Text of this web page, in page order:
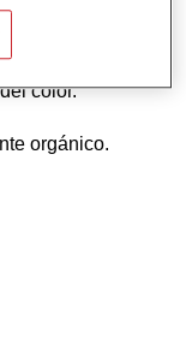
Visit").
color.
orgánico.